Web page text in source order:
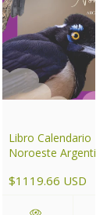
Libro Calendario
Noroeste
$1119.66 USD